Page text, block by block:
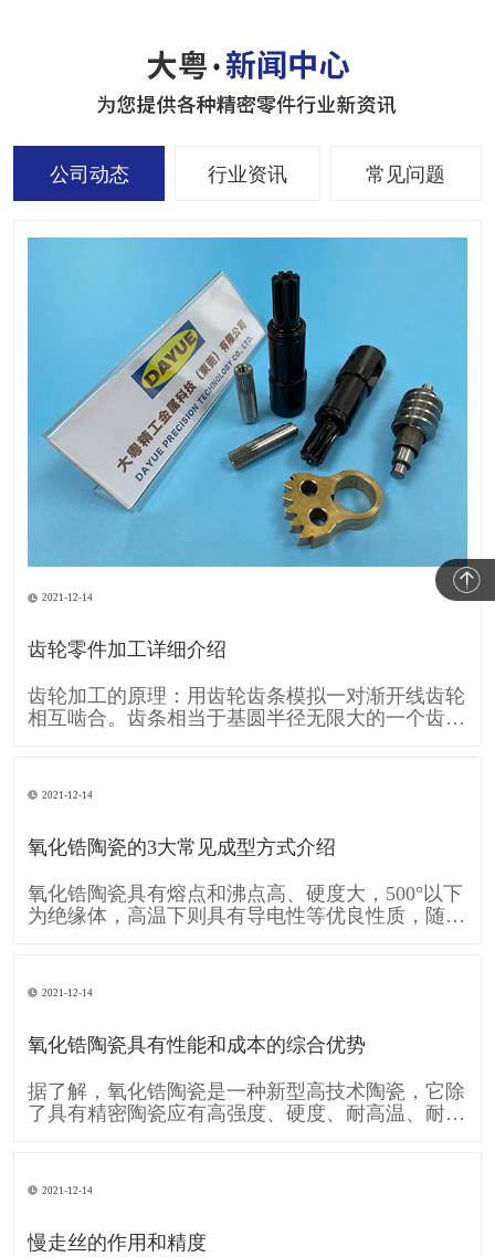
公司动态 行业资讯 常见问题
2021-12-14
齿轮零件加工详细介绍
齿轮加工的原理：用齿轮齿条模拟一对渐开线齿轮
相互啮合。齿条相当于基圆半径无限大的一个齿
的运动。可见形成齿廓渐开线的运动是由刀具运动
A和工件运动B复合而成的。单纯的直线移动A和单
2021-12-14
氧化锆陶瓷的3大常见成型方式介绍
氧化锆陶瓷具有熔点和沸点高、硬度大，500°以下
为绝缘体，高温下则具有导电性等优良性质，随着
常见成型方式： 一、注浆成型 注浆成型是氧化锆
陶瓷使用较早的成型方法，注浆成型的成型过程包
2021-12-14
氧化锆陶瓷具有性能和成本的综合优势
据了解，氧化锆陶瓷是一种新型高技术陶瓷，它除
了具有精密陶瓷应有高强度、硬度、耐高温、耐酸
像是轴封轴承、切削组件、模具、汽车零件等，甚
至可用于人体，像是人工关节当中。 消费电子领
2021-12-14
慢走丝的作用和精度